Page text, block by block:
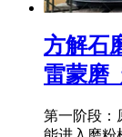
方解石
雷蒙磨
第一阶段：